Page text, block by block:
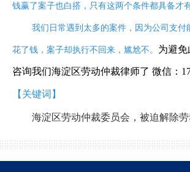
钱赢了案子也白搭，只有这两个条件都具备才
我们日常遇到太多的案件，因为公司支
花了钱，案子却执行不回来，尴尬不。 为避
咨询我们海淀区劳动仲裁律师了 微信：
【关键词】
海淀区劳动仲裁委员会，被迫解除